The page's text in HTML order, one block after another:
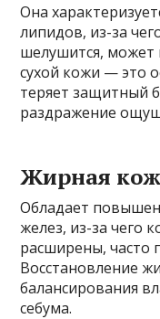
Она
липидов, из-за
шелушится, может
сухой кожи — это
теряет защитный
раздражение
Жирная
Обладает
желез, из-за чего
расширены, часто
Восстановление
балансирования
себума.